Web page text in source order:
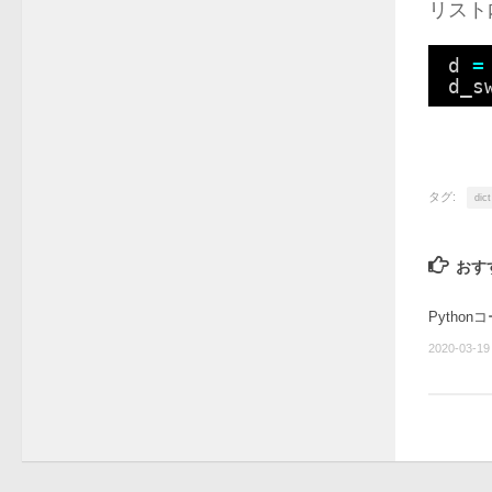
リス
d =
タグ: dict
おす
Pythonコ
2020-03-19